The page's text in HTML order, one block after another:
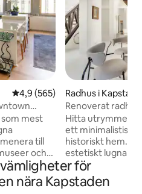
4,9 av 5 i genomsnittligt
4,9 (565)
mest
till
och
utsikt över
Radhus i
Renoverat
takterrass
Hitta utrymme
ett minimalistiskt
historiskt hem.
estetiskt
monokromatiskt
moderna och
originalkonst
för
nära Kapstaden